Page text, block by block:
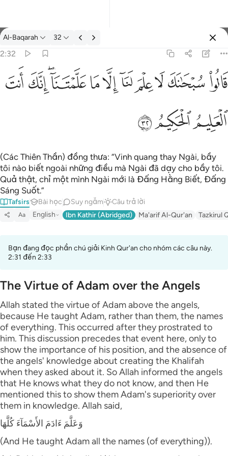
Tafsir: Al-Baqarah 2:32
Al-Baqarah 32
2:32
قالوا سبحانك لا علم لنا الا ما علمتنا انك انت العليم الحكيم ٣٢
لَا عِلْمَ لَنَآ إِلَّا مَا عَلَّمْتَنَآ ۖ إِنَّكَ أَنتَ ٱلْعَلِيمُ ٱلْحَكِيمُ ٣٢ﱰﱱﱲﱳﱴﱵﱶﱷﱸﱹﱺ
ﱻﱼﱽ
(Các Thiên Thần) đồng thưa: “Vinh quang thay Ngài, bầy
tôi nào biết ngoài những điều mà Ngài đã dạy cho bầy tôi.
Quả thật, chỉ một mình Ngài mới là Đấng Hằng Biết, Đấng
Sáng Suốt.”
Tafsirs Bài học Suy ngẫm Câu trả lời
Aa English Ibn Kathir (Abridged) Ma'arif Al-Qur'an Tazkirul
Bạn đang đọc phần chú giải Kinh Qur'an cho nhóm các câu này.
2:31 đến 2:33
The Virtue of Adam over the Angels
Allah stated the virtue of Adam above the angels,
because He taught Adam, rather than them, the names
of everything. This occurred after they prostrated to
him. This discussion precedes that event here, only to
show the importance of his position, and the absence of
the angels' knowledge about creating the Khalifah
when they asked about it. So Allah informed the angels
that He knows what they do not know, and then He
mentioned this to show them Adam's superiority over
them in knowledge. Allah said,
وَعَلَّمَ ءَادَمَ الأَسْمَآءَ كُلَّهَا
(And He taught Adam all the names (of everything)).